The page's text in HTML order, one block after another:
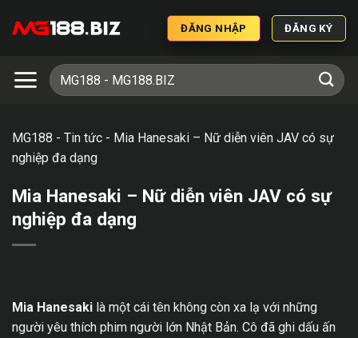
ĐĂNG NHẬP ĐĂNG KÝ
MG188 - Tin tức - Mia Hanesaki – Nữ diễn viên JAV có sự
nghiệp đa dạng
Mia Hanesaki – Nữ diễn viên JAV có sự
nghiệp đa dạng
Mia Hanesaki là một cái tên không còn xa lạ với những
người yêu thích phim người lớn Nhật Bản. Cô đã ghi dấu ấn